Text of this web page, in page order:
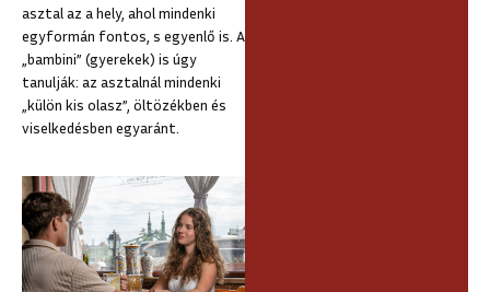
asztal az a hely, ahol mindenki
egyformán fontos, s egyenlő is. A
„bambini” (gyerekek) is úgy
tanulják: az asztalnál mindenki
„külön kis olasz”, öltözékben és
viselkedésben egyaránt.